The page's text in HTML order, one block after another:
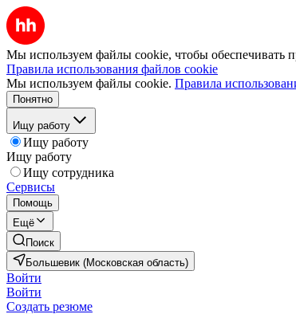
Мы используем файлы cookie, чтобы обеспечивать
Правила использования файлов cookie
Мы используем файлы cookie. Правила
Понятно
Ищу работу
Ищу работу
Ищу работу
Ищу сотрудника
Сервисы
Помощь
Ещё
Поиск
Большевик (Московская область)
Войти
Войти
Создать резюме